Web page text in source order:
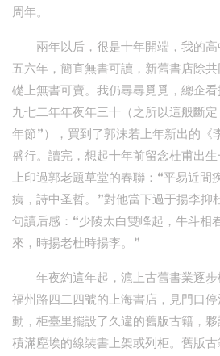
周年。
兩年以后，很是十年開端，我的
五六年，簡直無書可讀，新舊書店除
礎上無書可賣。我仍尋尋覓覓，總企
九七二年年夜年三十（之所以這般斷
年節”），買到了郭沫若上年新出的《
盛行。讀完，想起十年前留念杜甫出
上印過郭老題草堂的春聯：“平易近間
痍，詩中圣哲。”對他當下過于揚李抑
句讀后感：“少陵太白雙峰起，牛斗相
來，時揚老杜時揚李。”
年夜約這年起，滬上古舊書業逐
福州路四二四號的上海書店，見門口
動，柜臺里擺設了久違的舊版古籍，
積滿塵埃的線裝書上架或列柜。舊版